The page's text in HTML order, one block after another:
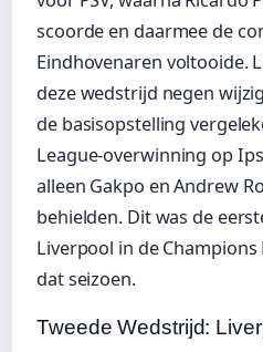
scoorde en daarmee de
Eindhovenaren voltooide.
deze wedstrijd negen
de basisopstelling
League-overwinning op
alleen Gakpo en Andrew
behielden. Dit was de
Liverpool in de
dat seizoen.
Tweede Wedstrijd: